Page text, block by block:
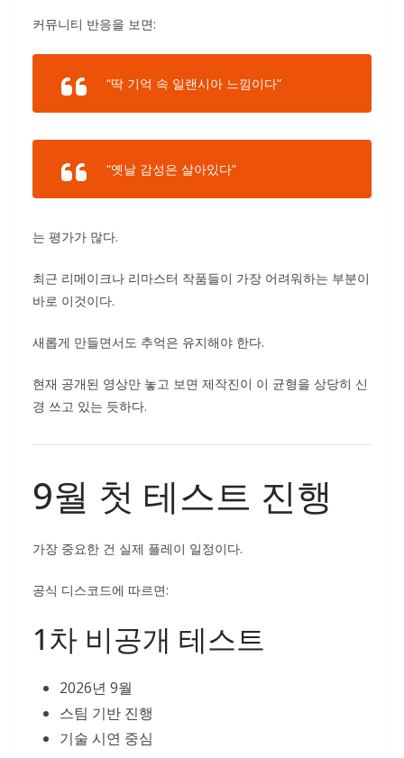
커뮤니티 반응을 보면:
“딱 기억 속 일랜시아 느낌이다”
“옛날 감성은 살아있다”
는 평가가 많다.
최근 리메이크나 리마스터 작품들이 가장 어려워하는 부분이
바로 이것이다.
새롭게 만들면서도 추억은 유지해야 한다.
현재 공개된 영상만 놓고 보면 제작진이 이 균형을 상당히 신
경 쓰고 있는 듯하다.
9월 첫 테스트 진행
가장 중요한 건 실제 플레이 일정이다.
공식 디스코드에 따르면:
1차 비공개 테스트
2026년 9월
스팀 기반 진행
기술 시연 중심